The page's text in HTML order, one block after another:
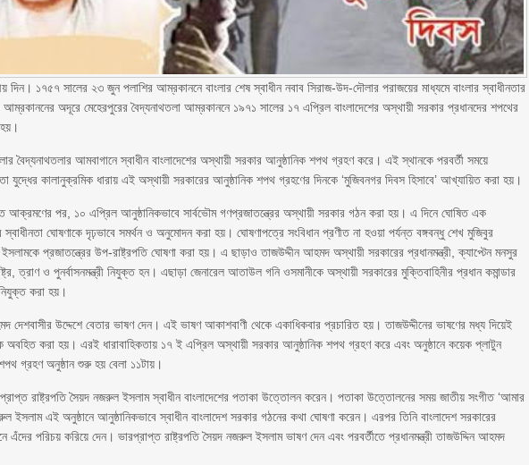
দিন। ১৭৫৭ সালের ২৩ জুন পলাশির আম্রকাননে বাংলার শেষ স্বাধীন নবাব সিরাজ-উদ-দৌলার পরাজয়ের মাধ্যমে বাংলার স্বাধীনতার
অদূরে মেহেরপুরের বৈদ্যনাথতলা আম্রকাননে ১৯৭১ সালের ১৭ এপ্রিল বাংলাদেশের অস্থায়ী সরকার প্রধানদের শপথের
বৈদ্যনাথতলার আমবাগানে স্বাধীন বাংলাদেশের অস্থায়ী সরকার আনুষ্ঠানিক শপথ গ্রহণ করে। এই স্থানকে পরবর্তী সময়ে
যুদ্ধের কালানুক্রমিক ধারায় এই অস্থায়ী সরকারের আনুষ্ঠানিক শপথ গ্রহণের দিনকে ‘মুজিবনগর দিবস হিসাবে’ আখ্যায়িত করা হয়।
আক্রমণের পর, ১০ এপ্রিল আনুষ্ঠানিকভাবে সার্বভৌম গণপ্রজাতন্ত্রের অস্থায়ী সরকার গঠন করা হয়। এ দিনে ঘোষিত এক
স্বাধীনতা ঘোষণাকে দৃঢ়ভাবে সমর্থন ও অনুমোদন করা হয়। ঘোষণাপত্রে সংবিধান প্রণীত না হওয়া পর্যন্ত বঙ্গবন্ধু শেখ মুজিবুর
প্রজাতন্ত্রের উপ-রাষ্ট্রপতি ঘোষণা করা হয়। এ ছাড়াও তাজউদ্দীন আহমদ অস্থায়ী সরকারের প্রধানমন্ত্রী, ক্যাপ্টেন মনসুর
ত্রাণ ও পুনর্বাসনমন্ত্রী নিযুক্ত হন। এছাড়া জেনারেল আতাউল গনি ওসমানীকে অস্থায়ী সরকারের মুক্তিবাহিনীর প্রধান কমান্ডার
করা হয়।
দেশবাসীর উদ্দেশে বেতার ভাষণ দেন। এই ভাষণ আকাশবাণী থেকে একাধিকবার প্রচারিত হয়। তাজউদ্দীনের ভাষণের মধ্য দিয়েই
অবহিত করা হয়। এরই ধারাবাহিকতায় ১৭ ই এপ্রিল অস্থায়ী সরকার আনুষ্ঠানিক শপথ গ্রহণ করে এবং অনুষ্ঠানে কয়েক প্লাটুন
গ্রহণ অনুষ্ঠান শুরু হয় বেলা ১১টায়।
রাষ্ট্রপতি সৈয়দ নজরুল ইসলাম স্বাধীন বাংলাদেশের পতাকা উত্তোলন করেন। পতাকা উত্তোলনের সময় জাতীয় সংগীত ‘আমার
ইসলাম এই অনুষ্ঠানে আনুষ্ঠানিকভাবে স্বাধীন বাংলাদেশ সরকার গঠনের কথা ঘোষণা করেন। এরপর তিনি বাংলাদেশ সরকারের
এঁদের পরিচয় করিয়ে দেন। ভারপ্রাপ্ত রাষ্ট্রপতি সৈয়দ নজরুল ইসলাম ভাষণ দেন এবং পরবর্তীতে প্রধানমন্ত্রী তাজউদ্দিন আহমদ